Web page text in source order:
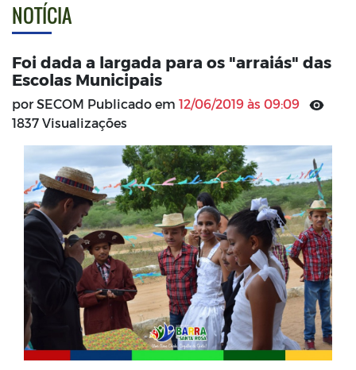
NOTÍCIA
Foi dada a largada para os "arraiás" das
Escolas Municipais
por SECOM Publicado em 12/06/2019 às 09:09
1837 Visualizações